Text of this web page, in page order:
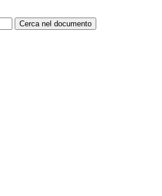
Cerca nel documento